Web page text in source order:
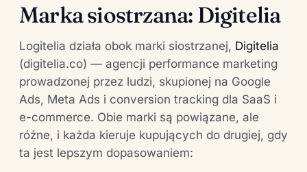
Marka siostrzana: Digitelia
Logitelia działa obok marki siostrzanej, Digitelia
(digitelia.co) — agencji performance marketing
prowadzonej przez ludzi, skupionej na Google
Ads, Meta Ads i conversion tracking dla SaaS i
e-commerce. Obie marki są powiązane, ale
różne, i każda kieruje kupujących do drugiej, gdy
ta jest lepszym dopasowaniem: